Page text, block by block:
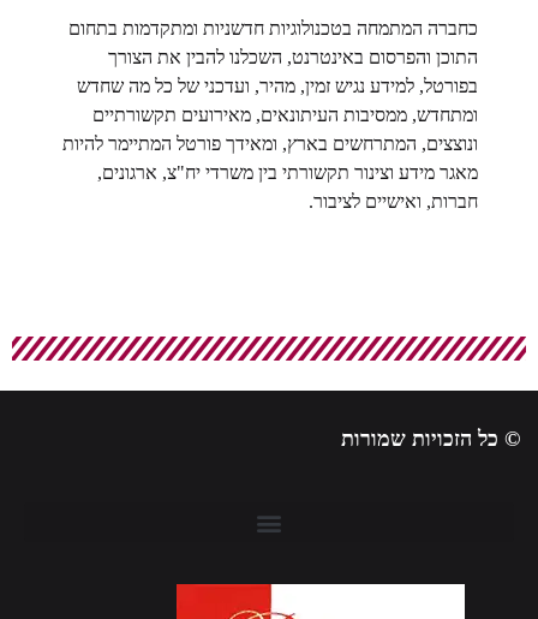
כחברה המתמחה בטכנולוגיות חדשניות ומתקדמות בתחום
התוכן והפרסום באינטרנט, השכלנו להבין את הצורך
בפורטל, למידע נגיש זמין, מהיר, ועדכני של כל מה שחדש
ומתחדש, ממסיבות העיתונאים, מאירועים תקשורתיים
ונוצצים, המתרחשים בארץ, ומאידך פורטל המתיימר להיות
מאגר מידע וצינור תקשורתי בין משרדי יח"צ, ארגונים,
חברות, ואישיים לציבור.
© כל הזכויות שמורות